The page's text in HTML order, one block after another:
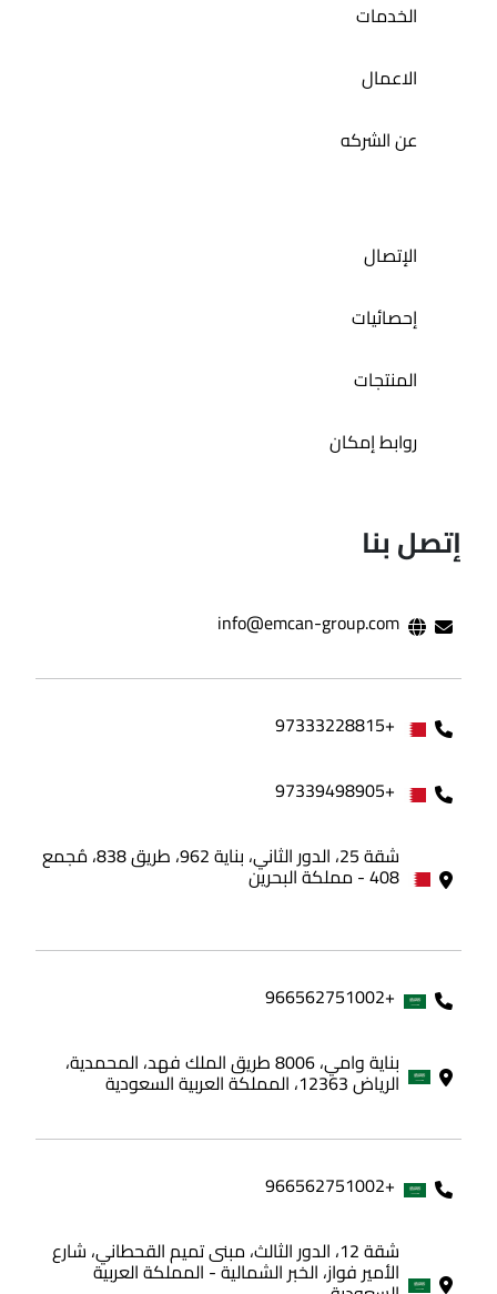
الخدمات
الاعمال
عن الشركه
الإتصال
إحصائيات
المنتجات
روابط إمكان
إتصل بنا
info@emcan-group.com
+97333228815
+97339498905
شقة 25، الدور الثاني، بناية 962، طريق 838، مُجمع
408 - مملكة البحرين
+966562751002
بناية وامي، 8006 طريق الملك فهد، المحمدية،
الرياض 12363، المملكة العربية السعودية
+966562751002
شقة 12، الدور الثالث، مبنى تميم القحطاني، شارع
الأمير فواز، الخبر الشمالية - المملكة العربية